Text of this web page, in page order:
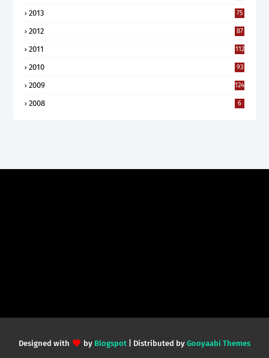
2013 75
2012 87
2011 112
2010 93
2009 124
2008 6
Designed with by Blogspot | Distributed by Gooyaabi Themes